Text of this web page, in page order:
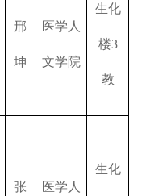
邢
坤
医学人
文学院
生化
楼3
教
张 医学人
生化